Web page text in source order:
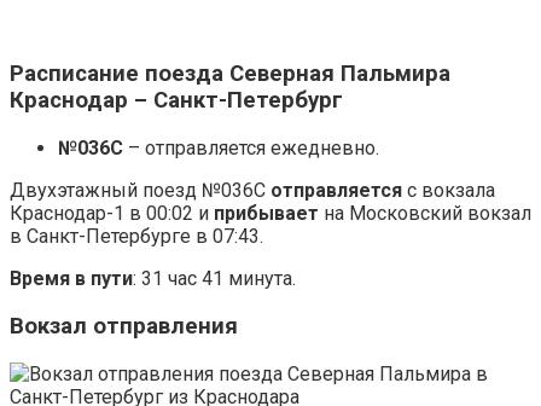
Расписание поезда Северная Пальмира
Краснодар – Санкт-Петербург
№036С – отправляется ежедневно.
Двухэтажный поезд №036С отправляется с вокзала
Краснодар-1 в 00:02 и прибывает на Московский вокзал
в Санкт-Петербурге в 07:43.
Время в пути: 31 час 41 минута.
Вокзал отправления